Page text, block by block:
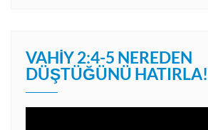
VAHIY 2:4-5 NEREDEN
DÜŞTÜĞÜNÜ HATIRLA!